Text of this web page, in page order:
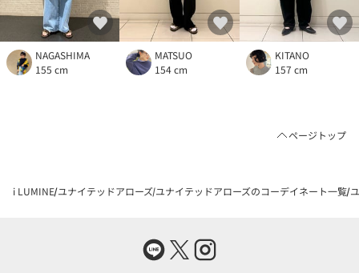
NAGASHIMA
155 cm
MATSUO
154 cm
KITANO
157 cm
ページトップ
i LUMINE ユナイテッドアローズ ユナイテッドアローズのコーデイネート一覧